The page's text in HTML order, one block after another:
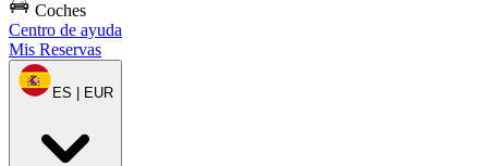
Coches
Centro de ayuda
Mis Reservas
ES | EUR